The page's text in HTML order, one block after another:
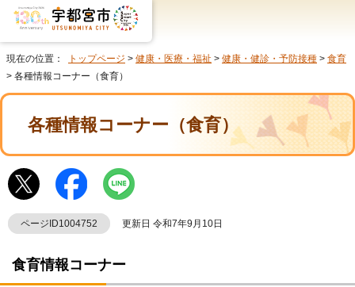
現在の位置： トップページ > 健康・医療・福祉 > 健康・健診・予防接種 > 食育
> 各種情報コーナー（食育）
各種情報コーナー（食育）
ページID1004752 更新日 令和7年9月10日
食育情報コーナー